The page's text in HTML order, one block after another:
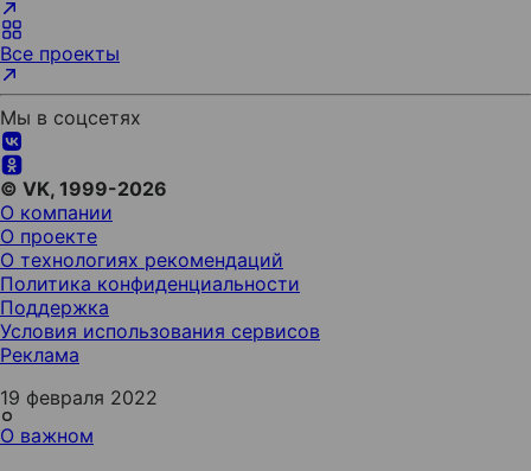
Все проекты
Мы в соцсетях
© VK, 1999-2026
О компании
О проекте
О технологиях рекомендаций
Политика конфиденциальности
Поддержка
Условия использования сервисов
Реклама
19 февраля 2022
О важном